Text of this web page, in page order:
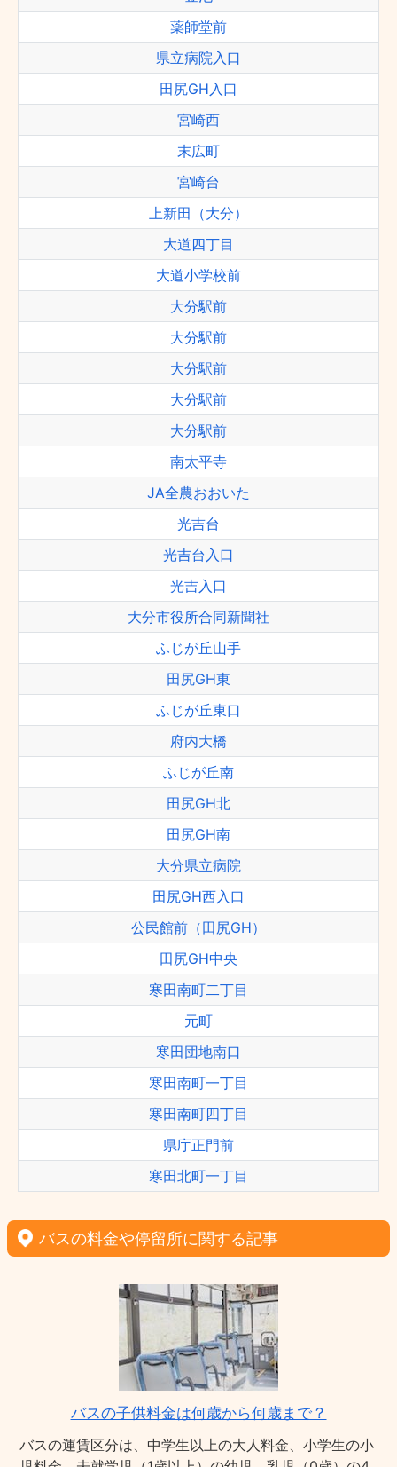
薬師堂前
県立病院入口
田尻GH入口
宮崎西
末広町
宮崎台
上新田（大分）
大道四丁目
大道小学校前
大分駅前
大分駅前
大分駅前
大分駅前
大分駅前
南太平寺
JA全農おおいた
光吉台
光吉台入口
光吉入口
大分市役所合同新聞社
ふじが丘山手
田尻GH東
ふじが丘東口
府内大橋
ふじが丘南
田尻GH北
田尻GH南
大分県立病院
田尻GH西入口
公民館前（田尻GH）
田尻GH中央
寒田南町二丁目
元町
寒田団地南口
寒田南町一丁目
寒田南町四丁目
県庁正門前
寒田北町一丁目
バスの料金や停留所に関する記事
バスの子供料金は何歳から何歳まで？
バスの運賃区分は、中学生以上の大人料金、小学生の小